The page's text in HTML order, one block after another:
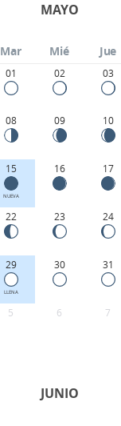
MAYO
Mar Mié Jue
01 02 03
08 09 10
15
NUEVA
16 17
22 23 24
29
LLENA
30 31
5 6 7
JUNIO